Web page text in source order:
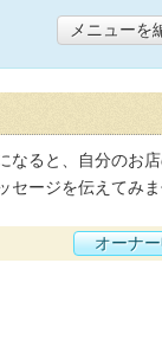
メニューを
ると、自分のお
セージを伝えてみ
オーナ